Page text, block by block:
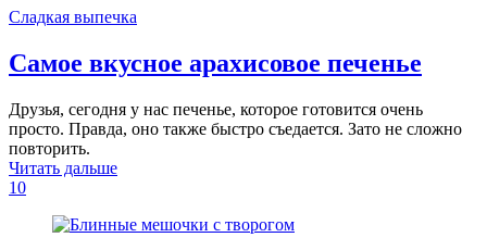
Сладкая выпечка
Самое вкусное арахисовое печенье
Друзья, сегодня у нас печенье, которое готовится очень
просто. Правда, оно также быстро съедается. Зато не сложно
повторить.
Читать дальше
10